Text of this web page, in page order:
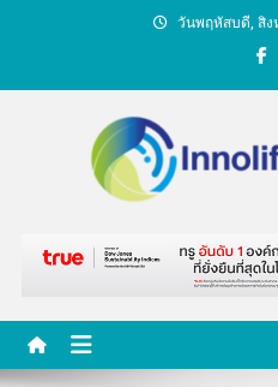
วันพฤหัสบดี, สิง
คนกับคว
นวัต